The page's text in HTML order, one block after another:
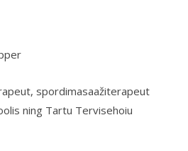
spordimasaažiterapeut
ning Tartu Tervisehoiu